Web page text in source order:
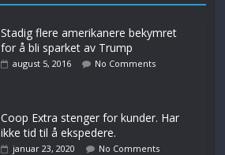
Stadig flere amerikanere bekymret
for å bli sparket av Trump
august 5, 2016 No Comments
Coop Extra stenger for kunder. Har
ikke tid til å ekspedere.
januar 23, 2020 No Comments